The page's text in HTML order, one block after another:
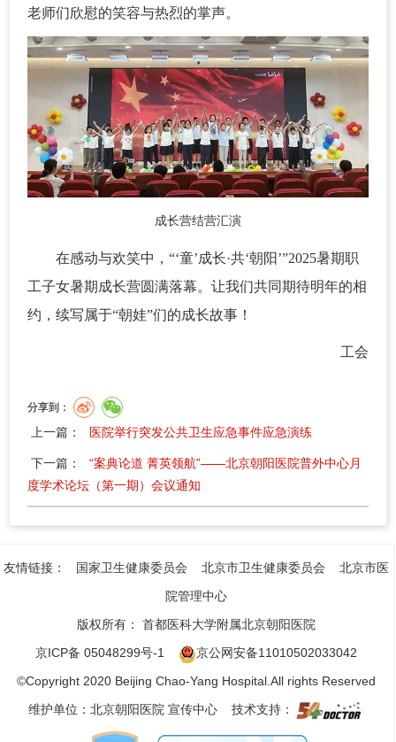
老师们欣慰的笑容与热烈的掌声。
成长营结营汇演
在感动与欢笑中，“‘童’成长·共‘朝阳’”2025暑期职
工子女暑期成长营圆满落幕。让我们共同期待明年的相
约，续写属于“朝娃”们的成长故事！
工会
分享到：
上一篇： 医院举行突发公共卫生应急事件应急演练
下一篇：
“案典论道 菁英领航”——北京朝阳医院普外中心月
度学术论坛（第一期）会议通知
友情链接： 国家卫生健康委员会 北京市卫生健康委员会
北京市医
院管理中心
版权所有： 首都医科大学附属北京朝阳医院
京ICP备 05048299号-1
京公网安备11010502033042
©Copyright 2020 Beijing Chao-Yang Hospital.All rights Reserved
维护单位：北京朝阳医院 宣传中心 技术支持：